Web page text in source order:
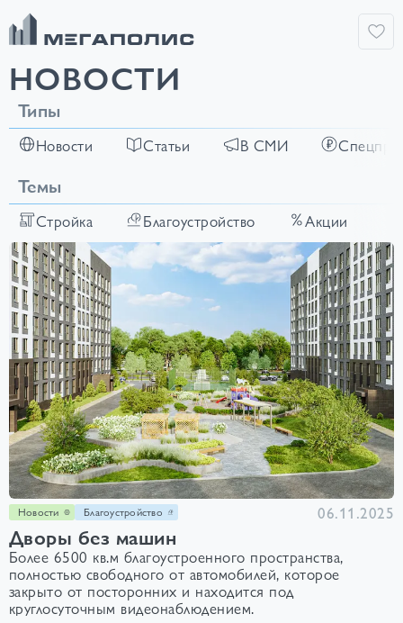
НОВОСТИ
Типы
Новости Статьи В СМИ
Темы
Стройка Благоустройство Акции
Новости Благоустройство 06.11.2025
Дворы без машин
Более 6500 кв.м благоустроенного пространства,
полностью свободного от автомобилей, которое
закрыто от посторонних и находится под
круглосуточным видеонаблюдением.